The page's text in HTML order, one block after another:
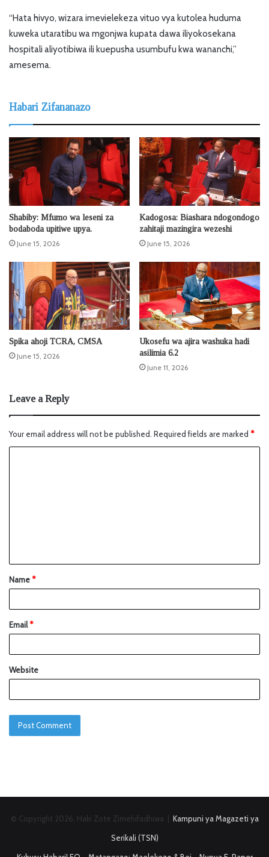
“Hata hivyo, wizara imevielekeza vituo vya kutolea huduma
kuweka utaratibu wa mgonjwa kupata dawa iliyokosekana
hospitali aliyotibiwa ili kuepusha usumbufu kwa wananchi,”
amesema.
Habari Zifananazo
Shabiby: Mfumo wa leseni za
bodaboda upitiwe upya.
June 15, 2026
Kadogosa: Biashara ndogondogo
zahitaji mazingira wezeshi
June 15, 2026
Spika ahoji TCRA, CMSA
June 15, 2026
Ukosefu wa ajira washuka hadi
asilimia 6.2
June 11, 2026
Leave a Reply
Your email address will not be published. Required fields are marked *
Name*
Email*
Website
© Copyright 2026, Haki Zote Zimehifadhiwa | Kampuni ya Magazeti ya
Serikali (TSN)